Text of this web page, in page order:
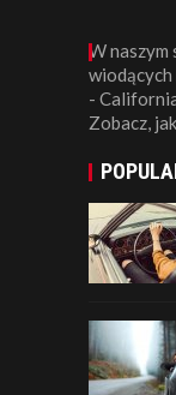
W naszym
-
Zobacz,